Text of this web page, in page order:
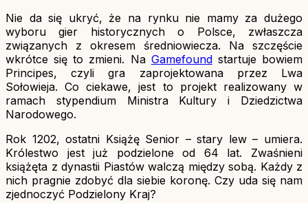
Nie da się ukryć, że na rynku nie mamy za dużego
wyboru gier historycznych o Polsce, zwłaszcza
związanych z okresem średniowiecza. Na szczęście
wkrótce się to zmieni. Na Gamefoundstartuje bowiem
Principes, czyli gra zaprojektowana przez Lwa
Sołowieja. Co ciekawe, jest to projekt realizowany w
ramach stypendium Ministra Kultury i Dziedzictwa
Narodowego.
Rok 1202, ostatni Książę Senior – stary lew – umiera.
Królestwo jest już podzielone od 64 lat. Zwaśnieni
książęta z dynastii Piastów walczą między sobą. Każdy z
nich pragnie zdobyć dla siebie koronę. Czy uda się nam
zjednoczyć Podzielony Kraj?